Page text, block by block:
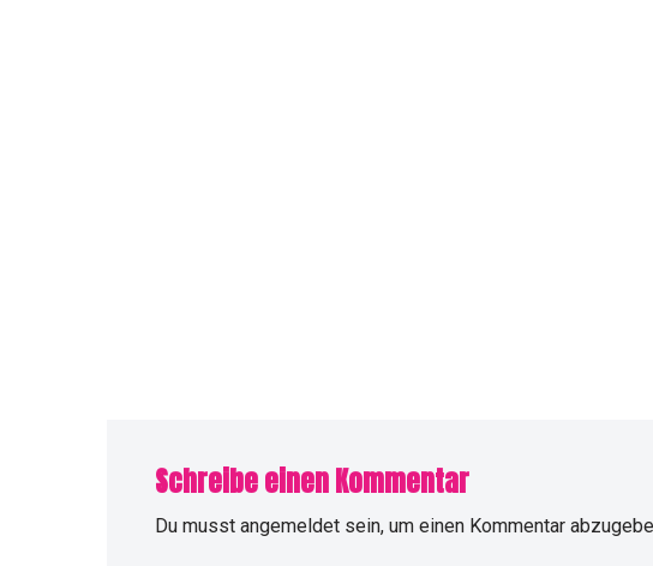
Schreibe einen Kommentar
Du musst angemeldet sein, um einen Kommentar